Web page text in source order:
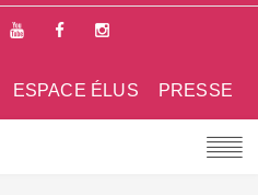
PRESSE
ESPACE ÉLUS